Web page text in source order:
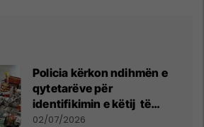
Policia kërkon ndihmën e
qytetarëve për
identifikimin e këtij të
dyshuari
02/07/2026